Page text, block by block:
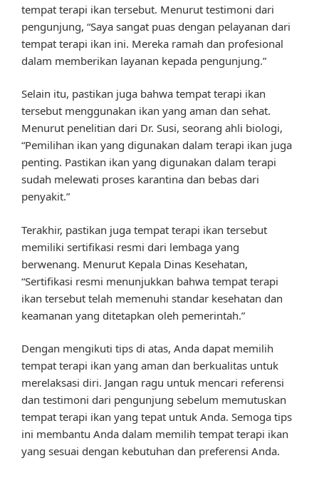
tempat terapi ikan tersebut. Menurut testimoni dari
pengunjung, “Saya sangat puas dengan pelayanan dari
tempat terapi ikan ini. Mereka ramah dan profesional
dalam memberikan layanan kepada pengunjung.”
Selain itu, pastikan juga bahwa tempat terapi ikan
tersebut menggunakan ikan yang aman dan sehat.
Menurut penelitian dari Dr. Susi, seorang ahli biologi,
“Pemilihan ikan yang digunakan dalam terapi ikan juga
penting. Pastikan ikan yang digunakan dalam terapi
sudah melewati proses karantina dan bebas dari
penyakit.”
Terakhir, pastikan juga tempat terapi ikan tersebut
memiliki sertifikasi resmi dari lembaga yang
berwenang. Menurut Kepala Dinas Kesehatan,
“Sertifikasi resmi menunjukkan bahwa tempat terapi
ikan tersebut telah memenuhi standar kesehatan dan
keamanan yang ditetapkan oleh pemerintah.”
Dengan mengikuti tips di atas, Anda dapat memilih
tempat terapi ikan yang aman dan berkualitas untuk
merelaksasi diri. Jangan ragu untuk mencari referensi
dan testimoni dari pengunjung sebelum memutuskan
tempat terapi ikan yang tepat untuk Anda. Semoga tips
ini membantu Anda dalam memilih tempat terapi ikan
yang sesuai dengan kebutuhan dan preferensi Anda.